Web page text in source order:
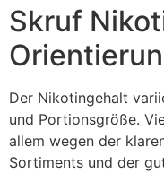
Skruf
Der Nikotingehalt
und Portionsgröße.
allem wegen der
Sortiments und der